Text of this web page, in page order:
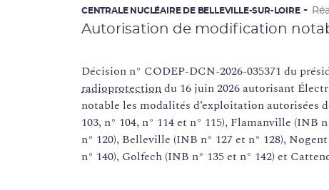
CENTRALE NUCLÉAIRE DE BELLEVILLE-SUR-LOIRE
Autorisation de modification
Décision n° CODEP-DCN-2026-035371 du
radioprotectiondu 16 juin 2026 autorisant
notable les modalités d’exploitation autorisées
103, n° 104, n° 114 et n° 115), Flamanville (INB
n° 120), Belleville (INB n° 127 et n° 128),
n° 140), Golfech (INB n° 135 et n° 142) et